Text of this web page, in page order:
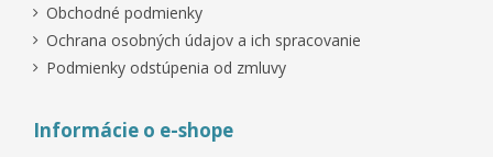
Obchodné podmienky
Ochrana osobných údajov a ich spracovanie
Podmienky odstúpenia od zmluvy
Informácie o e-shope